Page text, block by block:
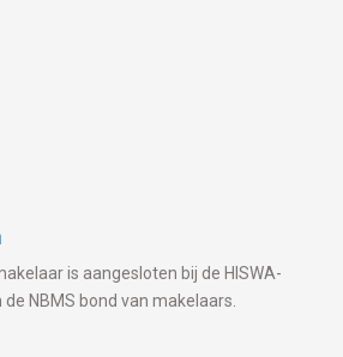
is aangesloten bij de HISWA-
de NBMS bond van makelaars.